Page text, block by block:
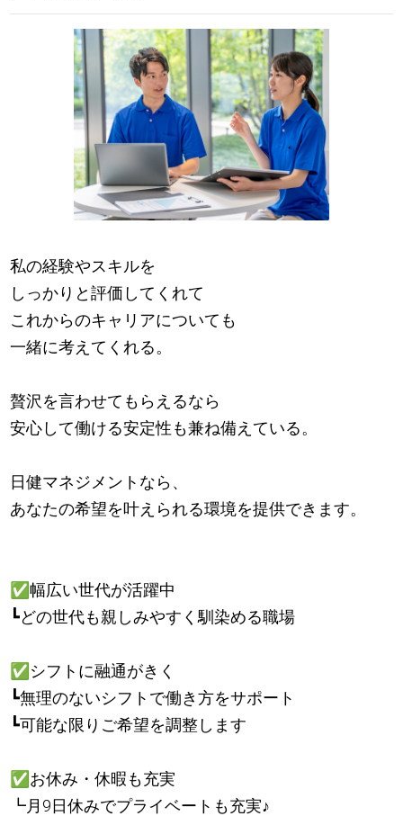
私の経験やスキルを
しっかりと評価してくれて
これからのキャリアについても
一緒に考えてくれる。
贅沢を言わせてもらえるなら
安心して働ける安定性も兼ね備えている。
日健マネジメントなら、
あなたの希望を叶えられる環境を提供できます。
✅幅広い世代が活躍中
┗どの世代も親しみやすく馴染める職場
✅ シフトに融通がきく
┗無理のないシフトで働き方をサポート
┗可能な限りご希望を調整します
✅お休み・休暇も充実
┗月9日休みでプライベートも充実♪